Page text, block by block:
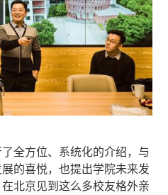
全方位、系统化的介绍，与
的喜悦，也提出学院未来发
北京见到这么多校友格外亲